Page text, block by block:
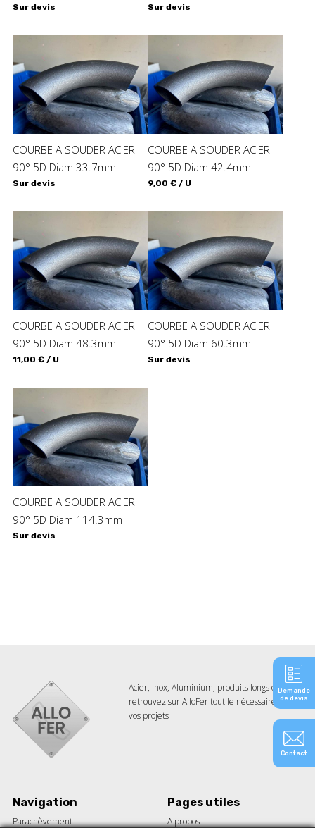
Demande
de devis
Contact
Sur devis Sur devis
COURBE A SOUDER ACIER
90° 5D Diam 33.7mm
Sur devis
COURBE A SOUDER ACIER
90° 5D Diam 42.4mm
9,00 € / U
COURBE A SOUDER ACIER
90° 5D Diam 48.3mm
11,00 € / U
COURBE A SOUDER ACIER
90° 5D Diam 60.3mm
Sur devis
COURBE A SOUDER ACIER
90° 5D Diam 114.3mm
Sur devis
Acier, Inox, Aluminium, produits longs ou plats,
retrouvez sur AlloFer tout le nécessaire pour
vos projets
Navigation
Parachèvement
Pages utiles
A propos